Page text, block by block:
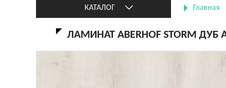
КАТАЛОГ Главная
ЛАМИНАТ ABERHOF STORM